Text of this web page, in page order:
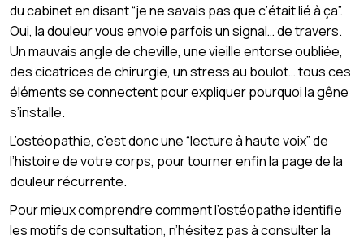
du cabinet en disant “je ne savais pas que c’était lié à ça”.
Oui, la douleur vous envoie parfois un signal… de travers.
Un mauvais angle de cheville, une vieille entorse oubliée,
des cicatrices de chirurgie, un stress au boulot… tous ces
éléments se connectent pour expliquer pourquoi la gêne
s’installe.
L’ostéopathie, c’est donc une “lecture à haute voix” de
l’histoire de votre corps, pour tourner enfin la page de la
douleur récurrente.
Pour mieux comprendre comment l’ostéopathe identifie
les motifs de consultation, n’hésitez pas à consulter la